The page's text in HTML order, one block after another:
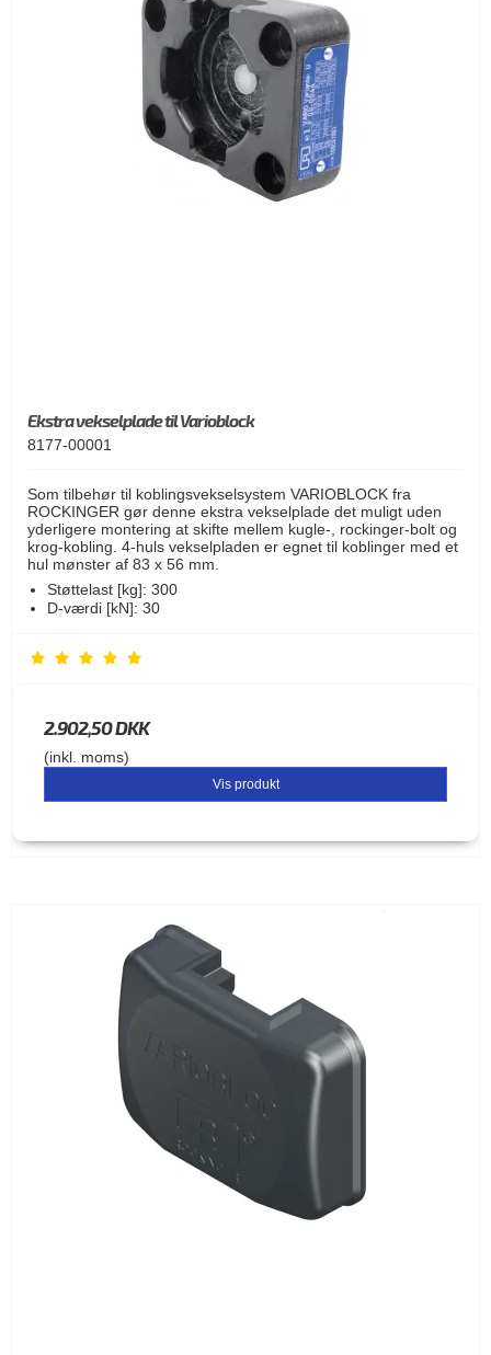
Ekstra vekselplade til Varioblock
8177-00001
Som tilbehør til koblingsvekselsystem VARIOBLOCK fra
ROCKINGER gør denne ekstra vekselplade det muligt uden
yderligere montering at skifte mellem kugle-, rockinger-bolt og
krog-kobling. 4-huls vekselpladen er egnet til koblinger med et
hul mønster af 83 x 56 mm.
Støttelast [kg]: 300
D-værdi [kN]: 30
2.902,50 DKK
(inkl. moms)
Vis produkt